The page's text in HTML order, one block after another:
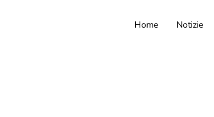
Home Notizie